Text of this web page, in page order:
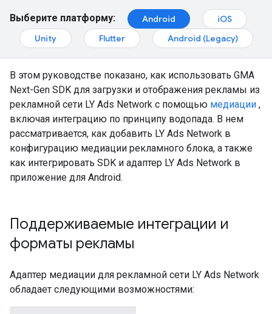
Выберите платформу: Android
iOS
Unity
Flutter Android (Legacy)
В этом руководстве показано, как использовать GMA
Next-Gen SDK для загрузки и отображения рекламы из
рекламной сети LY Ads Network с помощью медиации ,
включая интеграцию по принципу водопада. В нем
рассматривается, как добавить LY Ads Network в
конфигурацию медиации рекламного блока, а также
как интегрировать SDK и адаптер LY Ads Network в
приложение для Android.
Поддерживаемые интеграции и
форматы рекламы
Адаптер медиации для рекламной сети LY Ads Network
обладает следующими возможностями: